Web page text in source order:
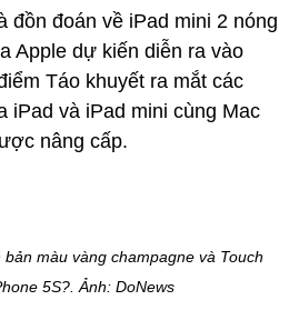
đồn đoán về iPad mini 2 nóng
Apple dự kiến diễn ra vào
Táo khuyết ra mắt các
iPad và iPad mini cùng Mac
nâng cấp.
màu vàng champagne và Touch
5S?. Ảnh: DoNews